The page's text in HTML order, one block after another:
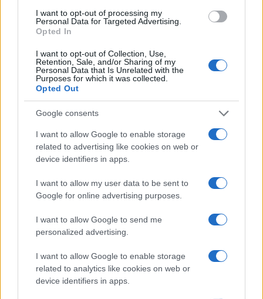
I want to opt-out of processing my
Personal Data for Targeted Advertising.
Opted In
I want to opt-out of Collection, Use,
Retention, Sale, and/or Sharing of my
Personal Data that Is Unrelated with the
Purposes for which it was collected.
Opted Out
Google consents
I want to allow Google to enable storage
related to advertising like cookies on web or
device identifiers in apps.
I want to allow my user data to be sent to
Google for online advertising purposes.
I want to allow Google to send me
personalized advertising.
I want to allow Google to enable storage
related to analytics like cookies on web or
device identifiers in apps.
Rendimentos de R$ 10 mil em diferentes investimentos com a
Bruno Costa · 7 ago 2026